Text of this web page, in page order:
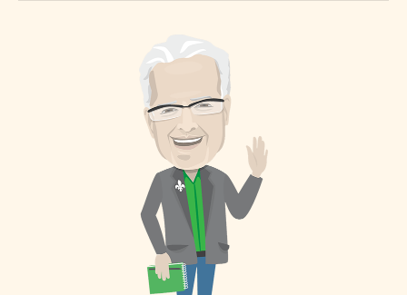
forts et ont rapidement pris le
contrôle de la rencontre.
Menant 2-0 après la première
période, Boston a inscrit 2 buts
supplémentaires en période
médiane. Jake DeBrusk a
profité de l’indiscipline des
Leafs pour inscrire 2 buts en
avantage numérique. Tirant de
l’arrière par 4 buts, David
de ne pas posséder leur propre
salle de spectacle. Le Théâtre
Chrysalide répondrait à ce
besoin, exprimé depuis
longtemps par les responsables
du TfT. L’équipe du TfT discute
avec quelques développeurs
immobiliers et s’apprête à
embaucher une personne pour
piloter le projet au cours des
deux prochaines années,
confirme à l-express.ca Ghislain
Caron, le […]